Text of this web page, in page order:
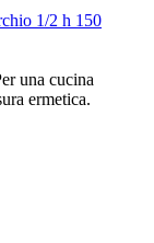
1/2 h 150
una cucina
ermetica.